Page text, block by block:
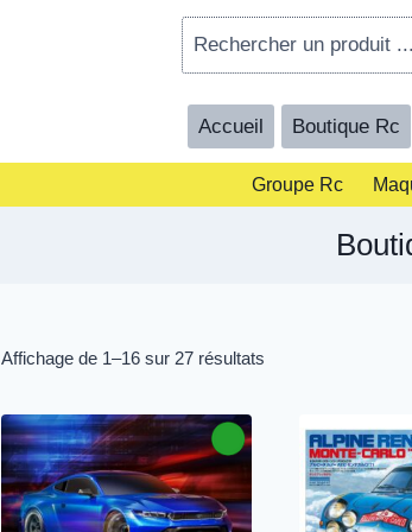
Rechercher un produit
Accueil Boutique Rc
Groupe Rc
Affichage de 1–16 sur 27 résultats